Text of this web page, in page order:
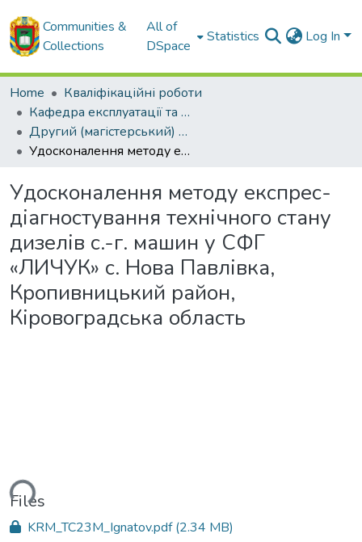
Communities &
Collections
All of
DSpace
Statistics Log In
Home
Кваліфікаційні роботи
Кафедра експлуатації та ремонту машин
Другий (магістерський) рівень
Удосконалення методу експрес-діагностування технічного стану дизелів с.-г. машин у СФГ «ЛИЧУК» с. Нова Павлівка, Кропивницький район, Кіровоградська область
Удосконалення методу експрес-
діагностування технічного стану
дизелів с.-г. машин у СФГ
«ЛИЧУК» с. Нова Павлівка,
Кропивницький район,
Кіровоградська область
Files
KRM_TC23M_Ignatov.pdf(2.34 MB)